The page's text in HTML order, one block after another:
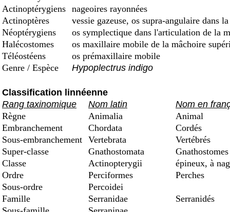
Actinoptérygiens nageoires rayonnées
Actinoptères
vessie gazeuse, os supra-angulaire dans
Néoptérygiens
os symplectique dans l'articulation de la
Halécostomes
os maxillaire mobile de la mâchoire
Téléostéens
os prémaxillaire mobile
Genre / Espèce
Hypoplectrus indigo
Classification linnéenne
Rang taxinomique
Nom latin
Nom en
Règne
Animalia
Animal
Embranchement
Chordata
Cordés
Sous-embranchement Vertebrata
Vertébrés
Super-classe
Gnathostomata
Classe
Actinopterygii
épineux, à
Ordre
Perciformes
Perches
Sous-ordre
Percoidei
Famille
Serranidae
Serranidés